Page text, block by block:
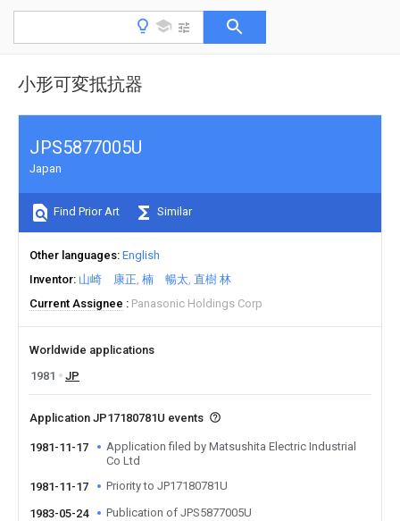
小形可変抵抗器
JPS5877005U
Japan
Find Prior Art Similar
Other languages English
Inventor 山崎 康正 楠 暢太 直樹 林
Current Assignee
Panasonic Holdings Corp
Worldwide applications
1981
JP
Application JP17180781U events
1981-11-17
Application filed by Matsushita Electric Industrial
Co Ltd
1981-11-17
Priority to JP17180781U
1983-05-24 Publication of JPS5877005U